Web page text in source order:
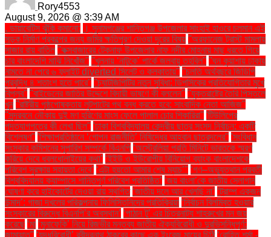
Rory4553
August 9, 2026 @ 3:39 AM
. ডায়াবেটিস ঝুঁকি কমানো:
। সুনামগঞ্জের শান্তিগঞ্জ উপজেলার সাংহাই হাওরে চলমান এই
সড়ক নির্মাণ প্রকল্পের জন্য জমির ক্ষতিপূরণ দেওয়া দূরের বিষয় ''অরফানেজ ট্রাস্ট মামলায়
সাজার রায় বাতিল ''কক্সবাজারের টেকনাফ উপজেলার নাফ নদীর মোহনায় মাছ ধরতে গিয়ে
চার বাংলাদেশি মাঝি নিখোঁজ'' ''খুলনায় ‘নাটুকে’ পার্কে জলবায়ু তহবিল'' ''ঘন কুয়াশায় ঢাকায়
নামতে না পেরে ৬ ফ্লাইট diverted সিলেট ও কলকাতায়'' ''চলতি অর্থবছরে জিডিপি
প্রবৃদ্ধি ৪ শতাংশ হতে পারে'' ''চ্যাটজিপিটির নতুন সুবিধা: ডিপসিকের প্রতিযোগিতার মুখে
বিপ্লব'' ''বাইডেনের জাতির উদ্দেশে বিদায়ী ভাষণে কী বললেন'' ''যুক্তরাষ্ট্রে তৈরি পিস্তলে
খুন ''রাষ্ট্রীয় পৃষ্ঠপোষকতায় লুটপাটের পথ বন্ধ করতে হবে: সাংবাদিক নেতা আজিজ"
''সুন্দরবনে নৌকায় দুই মণ হরিণের মাংস ফেলে পালাল চোর শিকারিরা'' 'টিউলিপের
পদত্যাগপত্রে কী লেখা ছিল'' 'ঢাকা বিশ্ববিদ্যালয় কেন্দ্রীয় ছাত্র সংসদ নির্বাচন: একটি
বিশ্লেষণ'' 'শিক্ষাপ্রতিষ্ঠানে ‘গোপন রাজনীতি’ নিষিদ্ধের আহ্বান ছাত্রদলের'' 'সংবিধান
সংস্কার কমিশনের সুপারিশ সম্পর্কে বিএনপি ‘অস্ট্রেলিয়া প্রতি মিনিটে ভারতকে স্মরণ
করিয়ে দেবে ধবলধোলাইয়ের কথা’ ‘ইইউ ও ইউরোপীয় বিনিয়োগ ব্যাংক বাংলাদেশকে
পরিবেশ সুরক্ষায় সহায়তা দেবে’ ‘এটা হয়তো আমার শেষ ম্যাচ’" ‘গণ–অভ্যুত্থান পরবর্তী
বিশ্ববিদ্যালয় ক্যাম্পাসে শান্তিপূর্ণ পরিবেশ প্রতিষ্ঠিত’ ‘জয় বাংলা’কে জাতীয় স্লোগান
ঘোষণা করে হাইকোর্টের দেওয়া রায় স্থগিত ‘জাতীয় দলে আর খেলছি না’ ‘ট্রাম্প একজন
উন্মাদ’: গাজা দখলের পরিকল্পনায় ফিলিস্তিনিদের প্রতিক্রিয়া ‘নির্বাচন বিলম্বিত হওয়ার
সংস্কারের বিরুদ্ধে বিএনপি’র অবস্থান’ ‘পাঠান টু’ এর চিত্রনাট্য শাহরুখের মন জয়
করেছে ‘মা ‘মুনাফেকি’ নিয়ে রিজভীর মন্তব্য জাতীয় ঐক্যবিরোধী ও দুরভিসন্ধিপূর্ণ:
জামায়াত" ‘যুদ্ধবিরোধী’ রবীন্দ্রনাথ ঠাকুরের কাছে এক ইংরেজ মায়ের চিঠি ‘রোহিত শর্মা -